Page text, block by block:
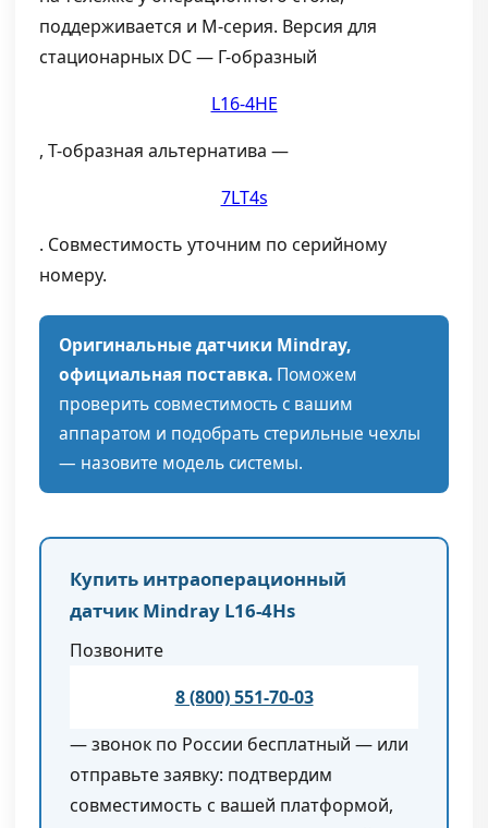
поддерживается и M-серия. Версия для
стационарных DC — Г-образный
L16-4HE
, Т-образная альтернатива —
7LT4s
. Совместимость уточним по серийному
номеру.
Оригинальные датчики Mindray,
официальная поставка. Поможем
проверить совместимость с вашим
аппаратом и подобрать стерильные чехлы
— назовите модель системы.
Купить интраоперационный
датчик Mindray L16-4Hs
Позвоните
8 (800) 551-70-03
— звонок по России бесплатный — или
отправьте заявку: подтвердим
совместимость с вашей платформой,